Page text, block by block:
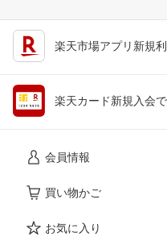
楽天市場アプリ新規
楽天カード新規入会
会員情報
買い物かご
お気に入り